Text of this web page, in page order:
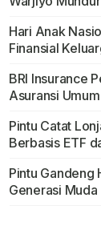
Hari Anak
Finansial
BRI Insurance
Asuransi
Pintu Catat
Berbasis ETF
Pintu Gandeng
Generasi Muda